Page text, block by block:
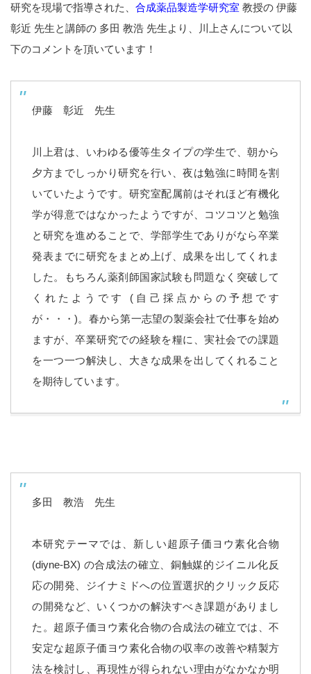
研究を現場で指導された、 合成薬品製造学研究室 教授の 伊藤
彰近 先生と講師の 多田 教浩 先生より、川上さんについて以
下のコメントを頂いています！
伊藤 彰近 先生
川上君は、いわゆる優等生タイプの学生で、朝から
夕方までしっかり研究を行い、夜は勉強に時間を割
いていたようです。研究室配属前はそれほど有機化
学が得意ではなかったようですが、コツコツと勉強
と研究を進めることで、学部学生でありがなら卒業
発表までに研究をまとめ上げ、成果を出してくれま
した。もちろん薬剤師国家試験も問題なく突破して
くれたようです (自己採点からの予想です
が・・・)。春から第一志望の製薬会社で仕事を始め
ますが、卒業研究での経験を糧に、実社会での課題
を一つ一つ解決し、大きな成果を出してくれること
を期待しています。
多田 教浩 先生
本研究テーマでは、新しい超原子価ヨウ素化合物
(diyne-BX) の合成法の確立、銅触媒的ジイニル化反
応の開発、ジイナミドへの位置選択的クリック反応
の開発など、いくつかの解決すべき課題がありまし
た。超原子価ヨウ素化合物の合成法の確立では、不
安定な超原子価ヨウ素化合物の収率の改善や精製方
法を検討し、再現性が得られない理由がなかなか明